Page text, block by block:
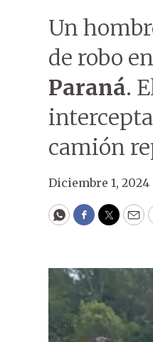
Un
de robo
Paraná.
camión
Diciembre 1, 2024
WhatsApp
Facebook